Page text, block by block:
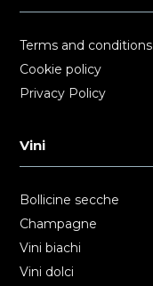
Terms and conditions
Cookie policy
Privacy Policy
Vini
Bollicine secche
Champagne
Vini biachi
Vini dolci